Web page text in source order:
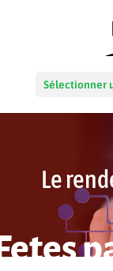
Sélectionner
Le